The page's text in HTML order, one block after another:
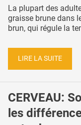
La plupart des
graisse brune dans
brun, qui régule la
LIRE LA SUITE
CERVEAU:
les